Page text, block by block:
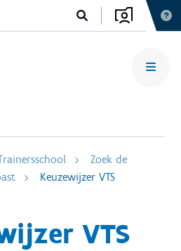
Zoek de
Keuzewijzer VTS
VTS